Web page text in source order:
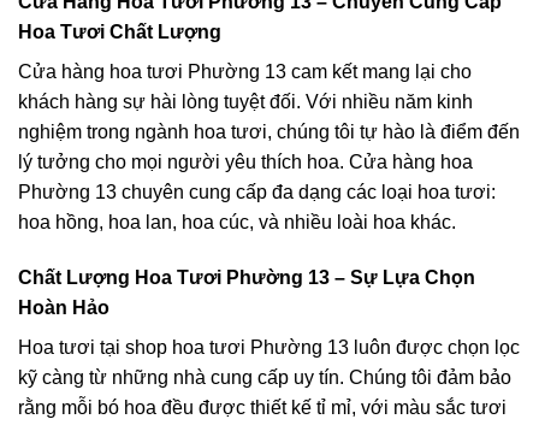
Hoa Tươi Chất Lượng
Cửa hàng hoa tươi Phường 13 cam kết mang lại cho
khách hàng sự hài lòng tuyệt đối. Với nhiều năm kinh
nghiệm trong ngành hoa tươi, chúng tôi tự hào là điểm đến
lý tưởng cho mọi người yêu thích hoa. Cửa hàng hoa
Phường 13 chuyên cung cấp đa dạng các loại hoa tươi:
hoa hồng, hoa lan, hoa cúc, và nhiều loài hoa khác.
Chất Lượng Hoa Tươi Phường 13 – Sự Lựa Chọn
Hoàn Hảo
Hoa tươi tại shop hoa tươi Phường 13 luôn được chọn lọc
kỹ càng từ những nhà cung cấp uy tín. Chúng tôi đảm bảo
rằng mỗi bó hoa đều được thiết kế tỉ mỉ, với màu sắc tươi